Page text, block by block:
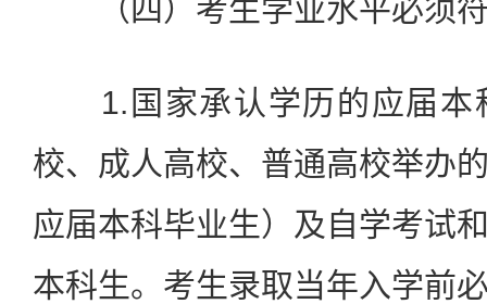
（四）考生学业水平必须符
1.国家承认学历的应届本
校、成人高校、普通高校举办
应届本科毕业生）及自学考试
本科生。考生录取当年入学前